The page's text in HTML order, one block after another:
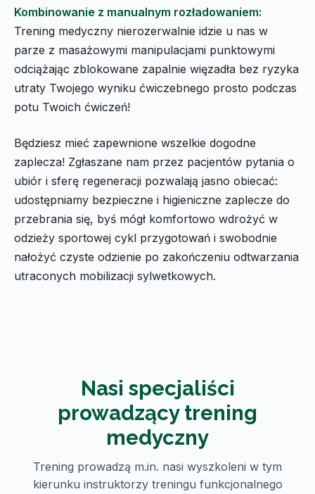
Kombinowanie z manualnym rozładowaniem:
Trening medyczny nierozerwalnie idzie u nas w
parze z masażowymi manipulacjami punktowymi
odciążając zblokowane zapalnie więzadła bez ryzyka
utraty Twojego wyniku ćwiczebnego prosto podczas
potu Twoich ćwiczeń!
Będziesz mieć zapewnione wszelkie dogodne
zaplecza! Zgłaszane nam przez pacjentów pytania o
ubiór i sferę regeneracji pozwalają jasno obiecać:
udostępniamy bezpieczne i higieniczne zaplecze do
przebrania się, byś mógł komfortowo wdrożyć w
odzieży sportowej cykl przygotowań i swobodnie
nałożyć czyste odzienie po zakończeniu odtwarzania
utraconych mobilizacji sylwetkowych.
Nasi specjaliści
prowadzący trening
medyczny
Trening prowadzą m.in. nasi wyszkoleni w tym
kierunku instruktorzy treningu funkcjonalnego